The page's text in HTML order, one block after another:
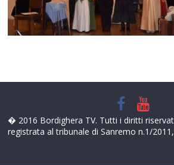
� 2016 Bordighera TV. Tutti i diritti
registrata al tribunale di Sanremo n.1/